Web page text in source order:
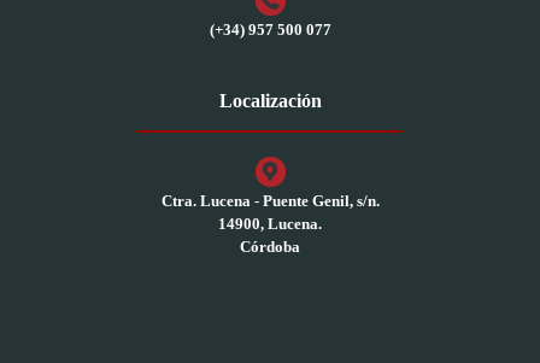
(+34) 957 500 077
Localización
Ctra. Lucena - Puente Genil, s/n.
14900, Lucena.
Córdoba